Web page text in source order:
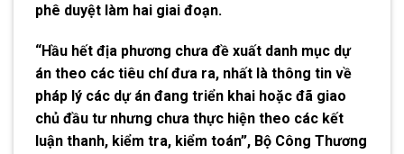
phê duyệt làm hai giai đoạn.
“Hầu hết địa phương chưa đề xuất danh mục dự
án theo các tiêu chí đưa ra, nhất là thông tin về
pháp lý các dự án đang triển khai hoặc đã giao
chủ đầu tư nhưng chưa thực hiện theo các kết
luận thanh, kiểm tra, kiểm toán”, Bộ Công Thương